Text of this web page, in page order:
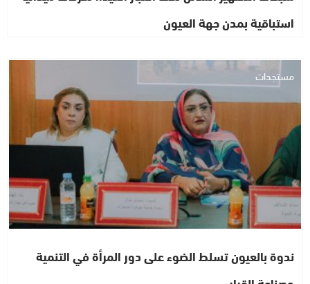
استباقية بمدن جهة العيون
مستجدات
ندوة بالعيون تسلط الضوء على دور المرأة في التنمية